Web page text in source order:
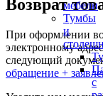
мебели
Тумбы
и
с
Возврат
При оформлении
электронному
следующий
обращение +